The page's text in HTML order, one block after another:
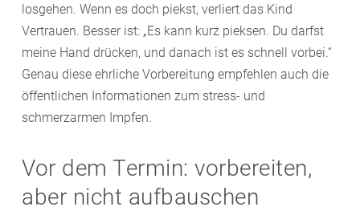
losgehen. Wenn es doch piekst, verliert das Kind
Vertrauen. Besser ist: „Es kann kurz pieksen. Du darfst
meine Hand drücken, und danach ist es schnell vorbei.“
Genau diese ehrliche Vorbereitung empfehlen auch die
öffentlichen Informationen zum stress- und
schmerzarmen Impfen.
Vor dem Termin: vorbereiten,
aber nicht aufbauschen